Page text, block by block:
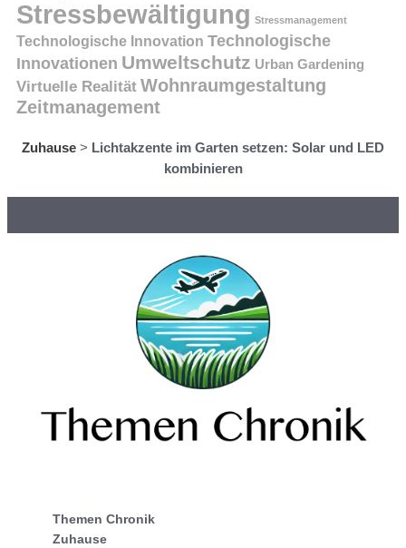
Stressbewältigung Stressmanagement
Technologische Innovation Technologische
Innovationen Umweltschutz Urban Gardening
Virtuelle Realität Wohnraumgestaltung
Zeitmanagement
Zuhause > Lichtakzente im Garten setzen: Solar und LED
kombinieren
Themen Chronik
Zuhause